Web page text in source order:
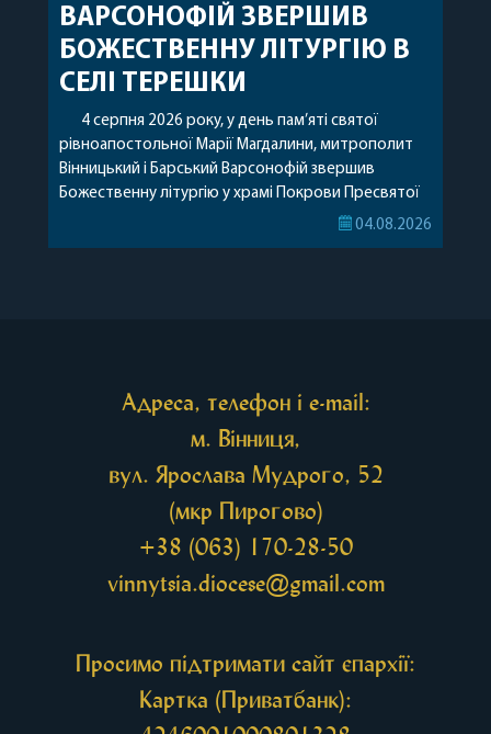
ВАРСОНОФІЙ ЗВЕРШИВ
БОЖЕСТВЕННУ ЛІТУРГІЮ В
СЕЛІ ТЕРЕШКИ
4 серпня 2026 року, у день пам’яті святої
рівноапостольної Марії Магдалини, митрополит
Вінницький і Барський Варсонофій звершив
Божественну літургію у храмі Покрови Пресвятої
Богородиці села Терешки Барського благочиння.
04.08.2026
Адреса, телефон і e-mail:
м. Вінниця,
вул. Ярослава Мудрого, 52
(мкр Пирогово)
+38 (063) 170-28-50
vinnytsia.diocese@gmail.com
Просимо підтримати сайт єпархії:
Картка (Приватбанк):